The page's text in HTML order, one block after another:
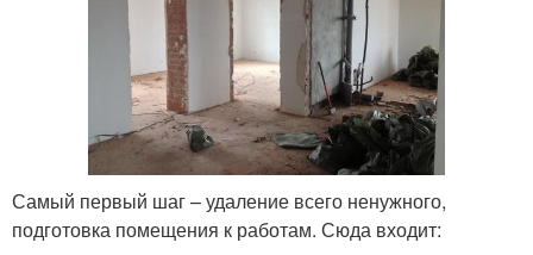
Самый первый шаг – удаление всего ненужного,
подготовка помещения к работам. Сюда входит: